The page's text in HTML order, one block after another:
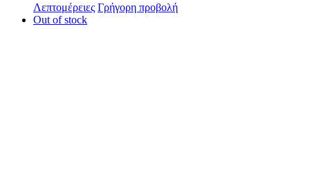
Λεπτομέρειες Γρήγορη προβολή
Out of stock